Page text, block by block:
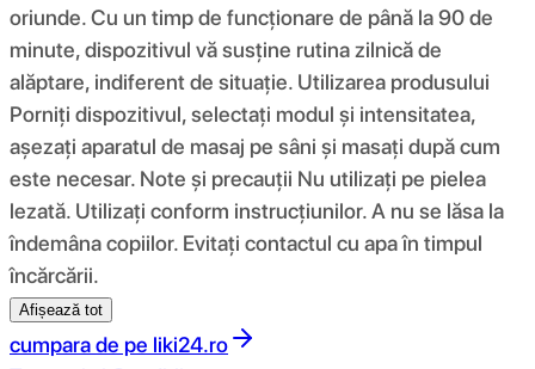
oriunde. Cu un timp de funcționare de până la 90 de
minute, dispozitivul vă susține rutina zilnică de
alăptare, indiferent de situație. Utilizarea produsului
Porniți dispozitivul, selectați modul și intensitatea,
așezați aparatul de masaj pe sâni și masați după cum
este necesar. Note și precauții Nu utilizați pe pielea
lezată. Utilizați conform instrucțiunilor. A nu se lăsa la
îndemâna copiilor. Evitați contactul cu apa în timpul
încărcării.
Afișează tot
cumpara de pe liki24.ro